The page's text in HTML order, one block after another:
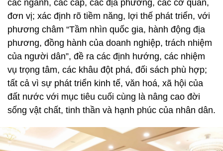
các ngành, các cấp, các địa phương, các cơ quan,
đơn vị; xác định rõ tiềm năng, lợi thế phát triển, với
phương châm “Tầm nhìn quốc gia, hành động địa
phương, đồng hành của doanh nghiệp, trách nhiệm
của người dân”, đề ra các định hướng, các nhiệm
vụ trọng tâm, các khâu đột phá, đối sách phù hợp;
tất cả vì sự phát triển kinh tế, văn hoá, xã hội của
đất nước với mục tiêu cuối cùng là nâng cao đời
sống vật chất, tinh thần và hạnh phúc của nhân dân.